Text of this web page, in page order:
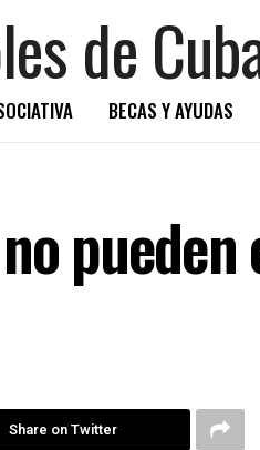
BECAS Y AYUDAS
Share on Twitter